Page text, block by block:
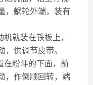
，蜗轮外端，装有
就装在铁板上，
，供调节皮带。
在粉斗的下面，前
，作倒顺回转，端